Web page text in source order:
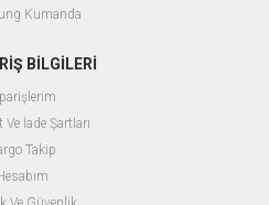
Kumanda
BİLGİLERİ
İade Şartları
Takip